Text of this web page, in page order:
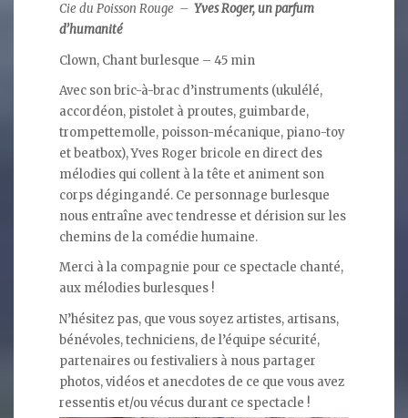
Cie du Poisson Rouge – Yves Roger, un parfum
d’humanité
Clown, Chant burlesque – 45 min
Avec son bric-à-brac d’instruments (ukulélé,
accordéon, pistolet à proutes, guimbarde,
trompettemolle, poisson-mécanique, piano-toy
et beatbox), Yves Roger bricole en direct des
mélodies qui collent à la tête et animent son
corps dégingandé. Ce personnage burlesque
nous entraîne avec tendresse et dérision sur les
chemins de la comédie humaine.
Merci à la compagnie pour ce spectacle chanté,
aux mélodies burlesques !
N’hésitez pas, que vous soyez artistes, artisans,
bénévoles, techniciens, de l’équipe sécurité,
partenaires ou festivaliers à nous partager
photos, vidéos et anecdotes de ce que vous avez
ressentis et/ou vécus durant ce spectacle !